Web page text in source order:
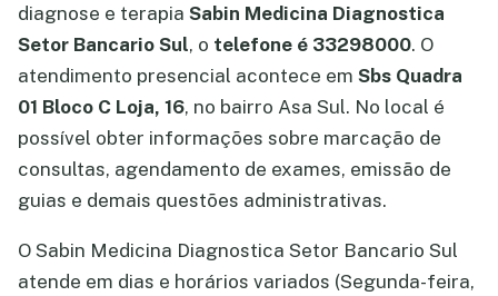
diagnose e terapia Sabin Medicina Diagnostica
Setor Bancario Sul, o telefone é 33298000. O
atendimento presencial acontece em Sbs Quadra
01 Bloco C Loja, 16, no bairro Asa Sul. No local é
possível obter informações sobre marcação de
consultas, agendamento de exames, emissão de
guias e demais questões administrativas.
O Sabin Medicina Diagnostica Setor Bancario Sul
atende em dias e horários variados (Segunda-feira,